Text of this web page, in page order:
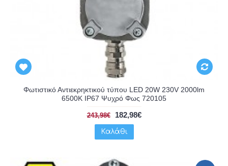
Φωτιστικό Αντιεκρηκτικού τύπου LED 20W 230V 2000lm
6500K IP67 Ψυχρό Φως 720105
243,98€ 182,98€
Καλάθι